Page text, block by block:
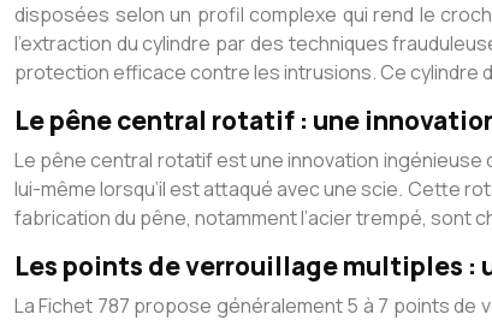
disposées selon un profil complexe qui rend le
l’extraction du cylindre par des techniques
protection efficace contre les intrusions. Ce cylindre
Le pêne central rotatif : une
Le pêne central rotatif est une innovation
lui-même lorsqu’il est attaqué avec une scie. Cette
fabrication du pêne, notamment l’acier trempé, sont
Les points de verrouillage multiples
La Fichet 787 propose généralement 5 à 7 points